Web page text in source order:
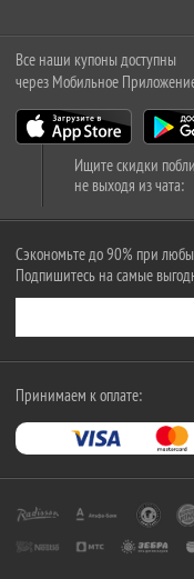
Все наши купоны доступны
через Мобильное
Ищите скидки
не выходя из чата:
Сэкономьте до 90% при
Подпишитесь на самые
Принимаем к оплате: